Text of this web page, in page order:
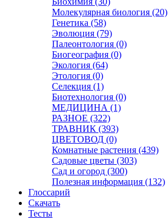
Молекулярная биология (20)
Генетика (58)
Эволюция (79)
Палеонтология (0)
Биогеография (0)
Экология (64)
Этология (0)
Селекция (1)
Биотехнология (0)
МЕДИЦИНА (1)
РАЗНОЕ (322)
ТРАВНИК (393)
ЦВЕТОВОД (0)
Комнатные растения (439)
Садовые цветы (303)
Сад и огород (300)
Полезная информация (132)
Глоссарий
Скачать
Тесты